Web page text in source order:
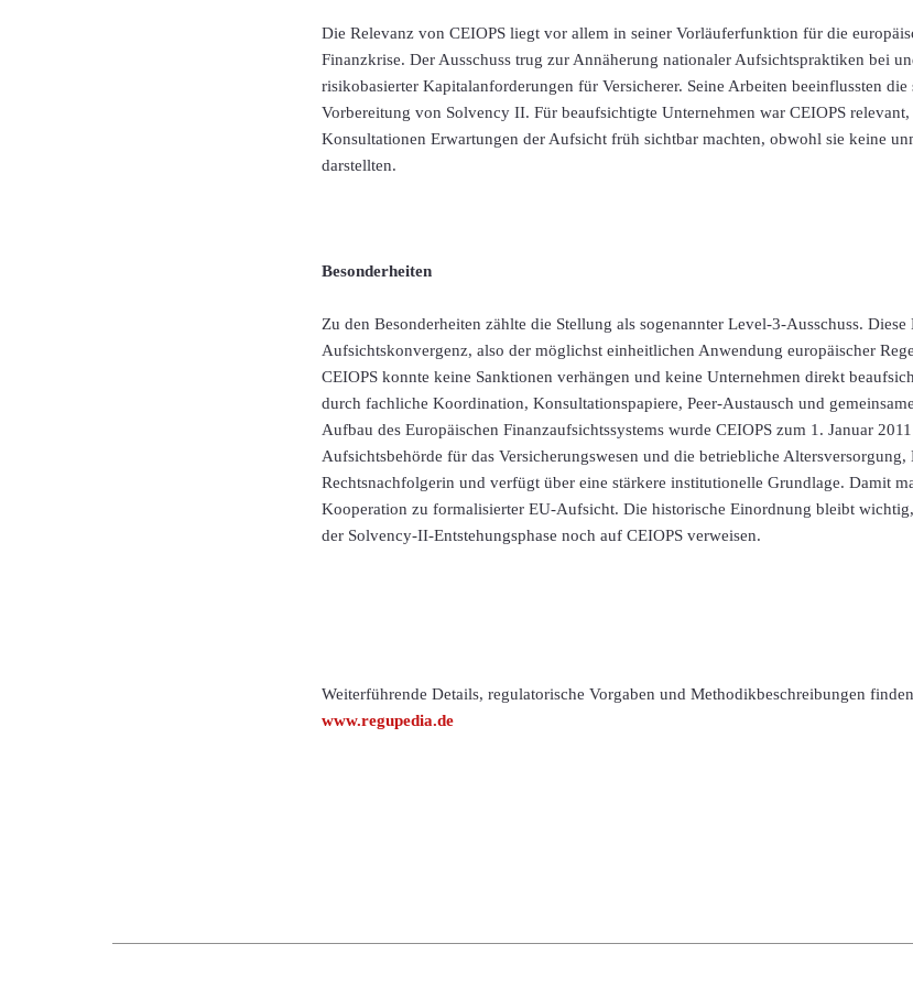
Die Relevanz von CEIOPS liegt vor allem in seiner Vorläuferfunktion für die
Finanzkrise. Der Ausschuss trug zur Annäherung nationaler Aufsichtspraktiken bei
risikobasierter Kapitalanforderungen für Versicherer. Seine Arbeiten beeinflussten
Vorbereitung von Solvency II. Für beaufsichtigte Unternehmen war CEIOPS
Konsultationen Erwartungen der Aufsicht früh sichtbar machten, obwohl sie keine
darstellten.
Besonderheiten
Zu den Besonderheiten zählte die Stellung als sogenannter Level-3-Ausschuss. Diese
Aufsichtskonvergenz, also der möglichst einheitlichen Anwendung europäischer
CEIOPS konnte keine Sanktionen verhängen und keine Unternehmen direkt
durch fachliche Koordination, Konsultationspapiere, Peer-Austausch und
Aufbau des Europäischen Finanzaufsichtssystems wurde CEIOPS zum 1. Januar
Aufsichtsbehörde für das Versicherungswesen und die betriebliche Altersversorgung,
Rechtsnachfolgerin und verfügt über eine stärkere institutionelle Grundlage. Damit
Kooperation zu formalisierter EU-Aufsicht. Die historische Einordnung bleibt
der Solvency-II-Entstehungsphase noch auf CEIOPS verweisen.
Weiterführende Details, regulatorische Vorgaben und Methodikbeschreibungen
www.regupedia.de